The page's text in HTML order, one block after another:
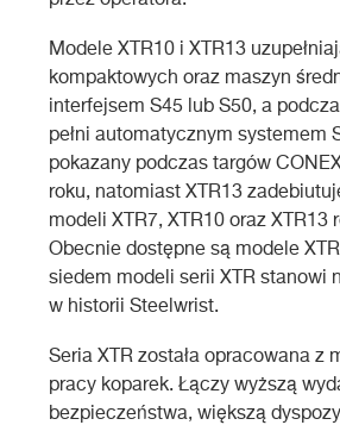
Modele XTR10 i XTR13
kompaktowych oraz maszyn
interfejsem S45 lub S50, a
pełni automatycznym systemem
pokazany podczas targów
roku, natomiast XTR13
modeli XTR7, XTR10 oraz
Obecnie dostępne są modele
siedem modeli serii XTR stanowi
w historii Steelwrist.
Seria XTR została opracowana
pracy koparek. Łączy wyższą
bezpieczeństwa, większą